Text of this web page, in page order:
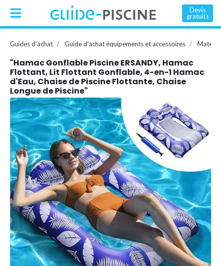
Devis
gratuits
Guides d'achat Guide d'achat équipements et accessoires
"Hamac Gonflable Piscine ERSANDY, Hamac
Flottant, Lit Flottant Gonflable, 4-en-1 Hamac
d'Eau, Chaise de Piscine Flottante, Chaise
Longue de Piscine"